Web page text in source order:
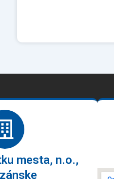
mesta, n.o.,